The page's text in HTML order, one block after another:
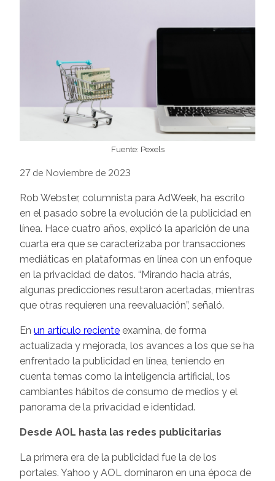
Fuente: Pexels
27 de Noviembre de 2023
Rob Webster, columnista para AdWeek, ha escrito
en el pasado sobre la evolución de la publicidad en
línea. Hace cuatro años, explicó la aparición de una
cuarta era que se caracterizaba por transacciones
mediáticas en plataformas en línea con un enfoque
en la privacidad de datos. “Mirando hacia atrás,
algunas predicciones resultaron acertadas, mientras
que otras requieren una reevaluación”, señaló.
En un artículo reciente examina, de forma
actualizada y mejorada, los avances a los que se ha
enfrentado la publicidad en línea, teniendo en
cuenta temas como la inteligencia artificial, los
cambiantes hábitos de consumo de medios y el
panorama de la privacidad e identidad.
Desde AOL hasta las redes publicitarias
La primera era de la publicidad fue la de los
portales. Yahoo y AOL dominaron en una época de